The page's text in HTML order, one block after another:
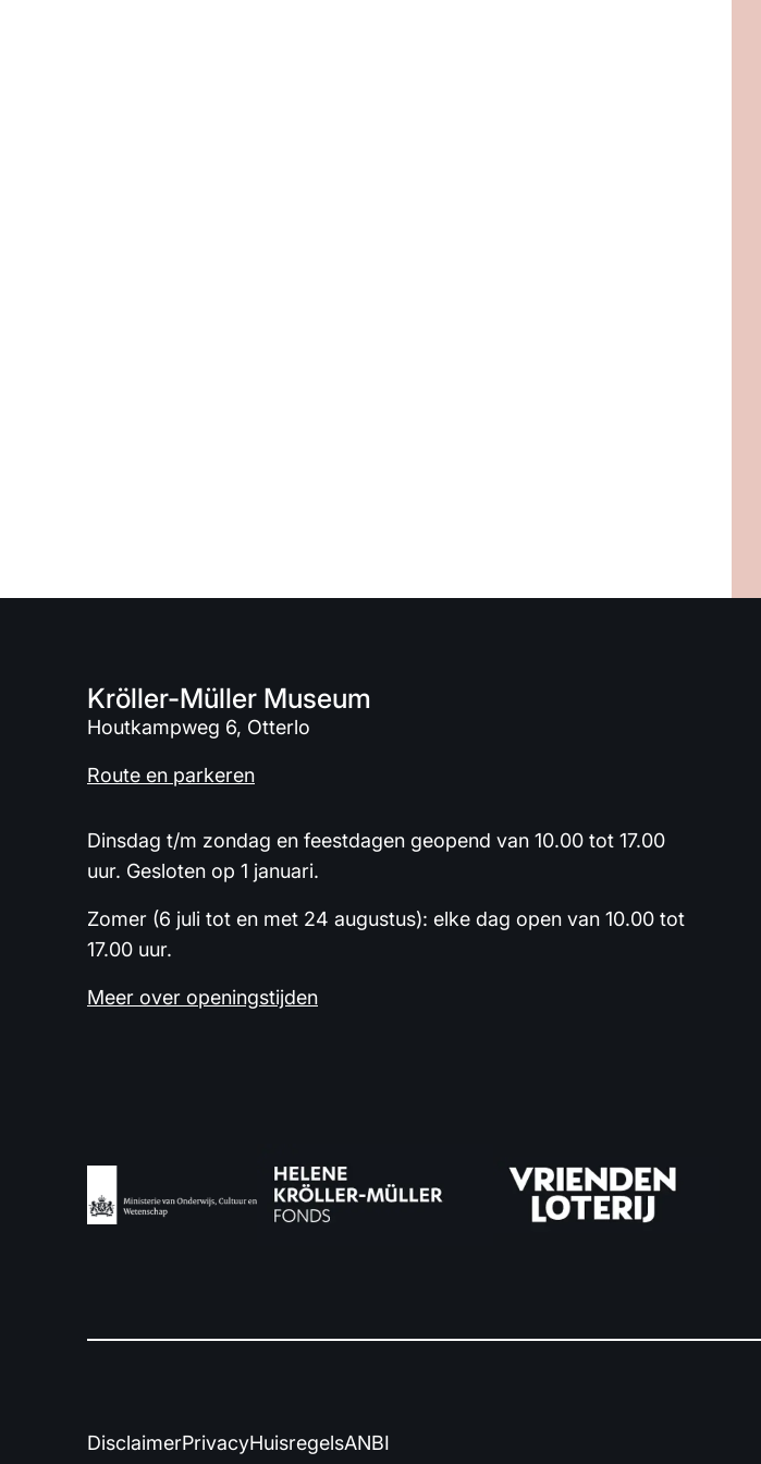
Kröller-Müller Museum
Houtkampweg 6, Otterlo
Route en parkeren
Dinsdag t/m zondag en feestdagen geopend van 10.00 tot 17.00
uur. Gesloten op 1 januari.
Zomer (6 juli tot en met 24 augustus): elke dag open van 10.00 tot
17.00 uur.
Meer over openingstijden
DisclaimerPrivacyHuisregelsANBI